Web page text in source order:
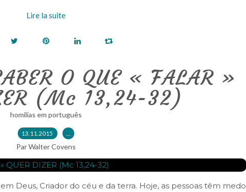
Lire la suite
O QUE « FALAR »
(Mc 13,24-32)
homilias em português
13.11.2015 …
Par Walter Covens
Deus, Criador do céu e da terra. Hoje, as pessoas têm medo